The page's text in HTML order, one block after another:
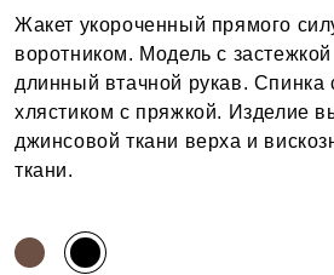
Жакет укороченный прямого
воротником. Модель с
длинный втачной рукав. Спинка
хлястиком с пряжкой. Изделие
джинсовой ткани верха и
ткани.